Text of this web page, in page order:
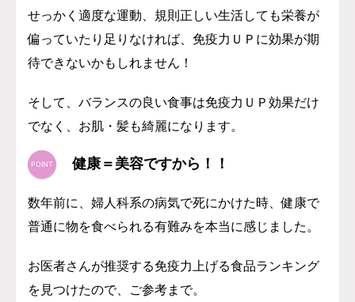
せっかく適度な運動、規則正しい生活しても栄養が
偏っていたり足りなければ、免疫力ＵＰに効果が期
待できないかもしれません！
そして、バランスの良い食事は免疫力ＵＰ効果だけ
でなく、お肌・髪も綺麗になります。
健康＝美容ですから！！
数年前に、婦人科系の病気で死にかけた時、健康で
普通に物を食べられる有難みを本当に感じました。
お医者さんが推奨する免疫力上げる食品ランキング
を見つけたので、ご参考まで。